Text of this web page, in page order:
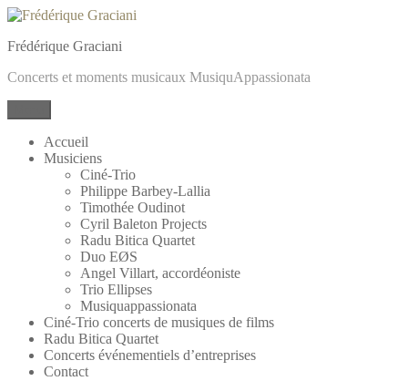
Frédérique Graciani
Concerts et moments musicaux MusiquAppassionata
Accueil
Musiciens
Ciné-Trio
Philippe Barbey-Lallia
Timothée Oudinot
Cyril Baleton Projects
Radu Bitica Quartet
Duo EØS
Angel Villart, accordéoniste
Trio Ellipses
Musiquappassionata
Ciné-Trio concerts de musiques de films
Radu Bitica Quartet
Concerts événementiels d’entreprises
Contact